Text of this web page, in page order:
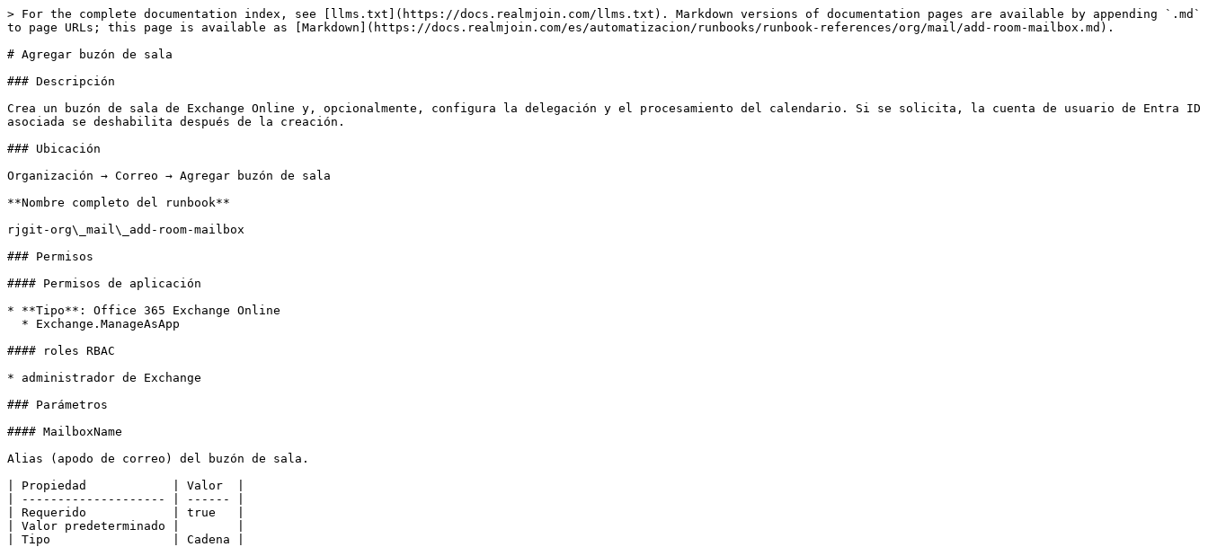
> For the complete documentation index, see [llms.txt](https://docs.realmjoin.com/llms.txt). Markdown versions of documentation pages are available by appending `.md`
to page URLs; this page is available as [Markdown](https://docs.realmjoin.com/es/automatizacion/runbooks/runbook-references/org/mail/add-room-mailbox.md).
# Agregar buzón de sala
### Descripción
Crea un buzón de sala de Exchange Online y, opcionalmente, configura la delegación y el procesamiento del calendario. Si se solicita, la cuenta de usuario de Entra ID
asociada se deshabilita después de la creación.
### Ubicación
Organización → Correo → Agregar buzón de sala
**Nombre completo del runbook**
rjgit-org\_mail\_add-room-mailbox
### Permisos
#### Permisos de aplicación
* **Tipo**: Office 365 Exchange Online
#### roles RBAC
* administrador de Exchange
### Parámetros
#### MailboxName
Alias (apodo de correo) del buzón de sala.
| Propiedad            | Valor  |
| -------------------- | ------ |
| Requerido            | true   |
| Valor predeterminado |        |
| Tipo                 | Cadena |